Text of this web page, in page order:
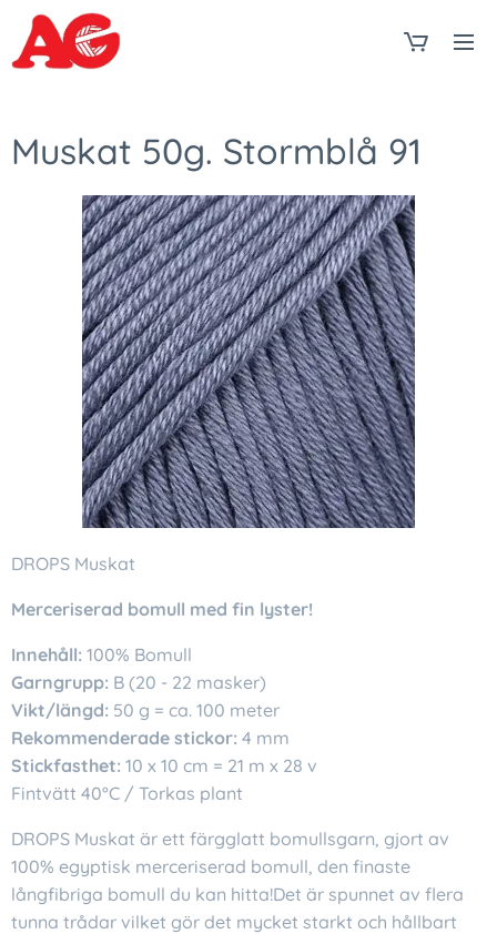
Muskat 50g. Stormblå 91
DROPS Muskat
Merceriserad bomull med fin lyster!
Innehåll: 100% Bomull
Garngrupp: B (20 - 22 masker)
Vikt/längd: 50 g = ca. 100 meter
Rekommenderade stickor: 4 mm
Stickfasthet: 10 x 10 cm = 21 m x 28 v
Fintvätt 40°C / Torkas plant
DROPS Muskat är ett färgglatt bomullsgarn, gjort av
100% egyptisk merceriserad bomull, den finaste
långfibriga bomull du kan hitta!Det är spunnet av flera
tunna trådar vilket gör det mycket starkt och hållbart